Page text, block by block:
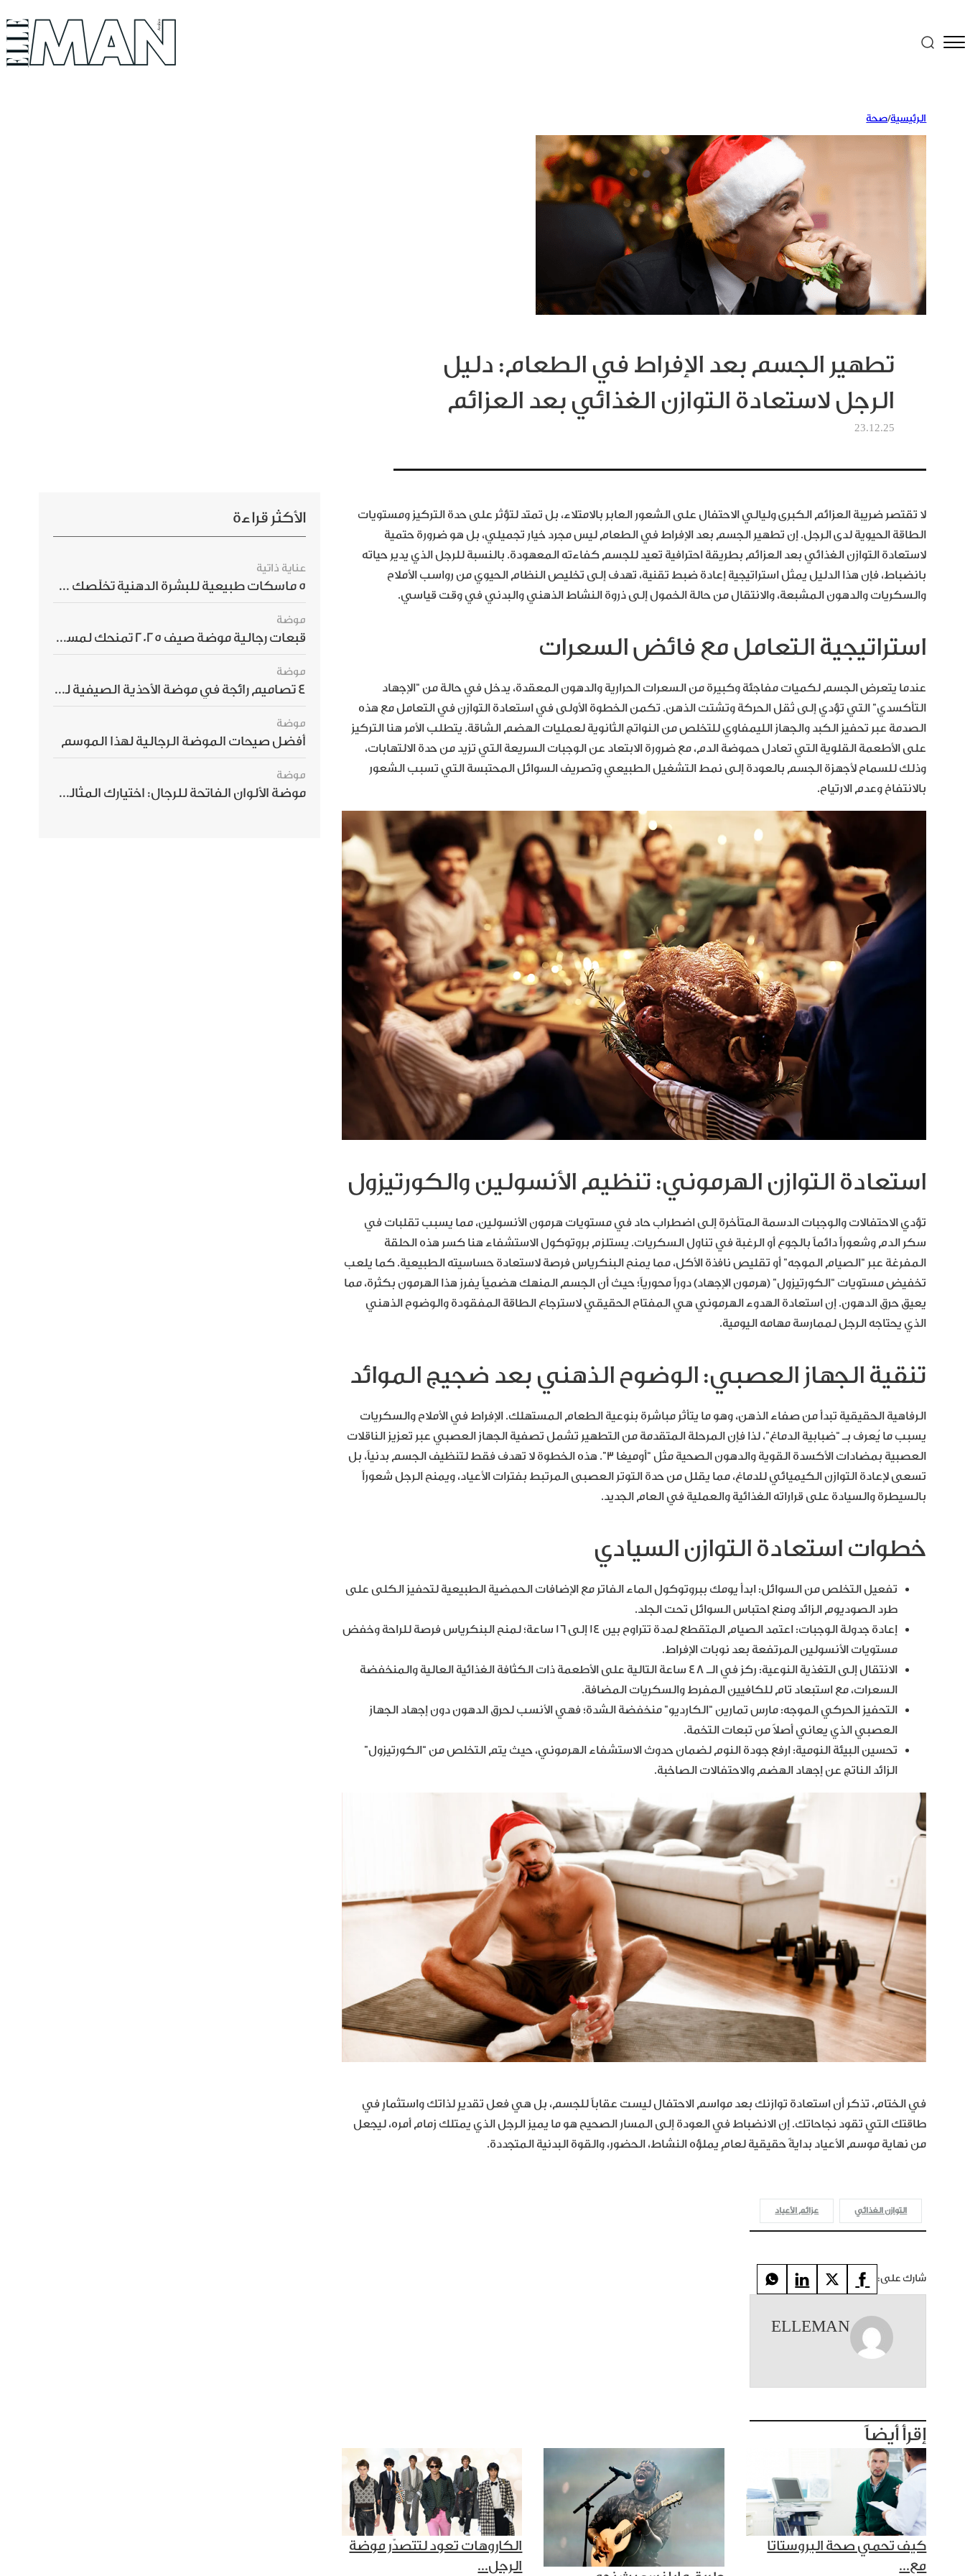
الرئيسية/صحة
تطهير الجسم بعد الإفراط في الطعام: دليل
الرجل لاستعادة التوازن الغذائي بعد العزائم
23.12.25
لا تقتصر ضريبة العزائم الكبرى وليالي الاحتفال على الشعور العابر بالامتلاء، بل تمتد لتؤثر على حدة التركيز ومستويات
الطاقة الحيوية لدى الرجل. إن تطهير الجسم بعد الإفراط في الطعام ليس مجرد خيار تجميلي، بل هو ضرورة حتمية
لاستعادة التوازن الغذائي بعد العزائم بطريقة احترافية تعيد للجسم كفاءته المعهودة. بالنسبة للرجل الذي يدير حياته
بانضباط، فإن هذا الدليل يمثل استراتيجية إعادة ضبط تقنية، تهدف إلى تخليص النظام الحيوي من رواسب الأملاح
والسكريات والدهون المشبعة، والانتقال من حالة الخمول إلى ذروة النشاط الذهني والبدني في وقت قياسي.
استراتيجية التعامل مع فائض السعرات
عندما يتعرض الجسم لكميات مفاجئة وكبيرة من السعرات الحرارية والدهون المعقدة، يدخل في حالة من “الإجهاد
التأكسدي” التي تؤدي إلى ثقل الحركة وتشتت الذهن. تكمن الخطوة الأولى في استعادة التوازن في التعامل مع هذه
الصدمة عبر تحفيز الكبد والجهاز الليمفاوي للتخلص من النواتج الثانوية لعمليات الهضم الشاقة. يتطلب الأمر هنا التركيز
على الأطعمة القلوية التي تعادل حموضة الدم، مع ضرورة الابتعاد عن الوجبات السريعة التي تزيد من حدة الالتهابات،
وذلك للسماح لأجهزة الجسم بالعودة إلى نمط التشغيل الطبيعي وتصريف السوائل المحتبسة التي تسبب الشعور
بالانتفاخ وعدم الارتياح.
استعادة التوازن الهرموني: تنظيم الأنسولين والكورتيزول
تؤدي الاحتفالات والوجبات الدسمة المتأخرة إلى اضطراب حاد في مستويات هرمون الأنسولين، مما يسبب تقلبات في
سكر الدم وشعوراً دائماً بالجوع أو الرغبة في تناول السكريات. يستلزم بروتوكول الاستشفاء هنا كسر هذه الحلقة
المفرغة عبر “الصيام الموجه” أو تقليص نافذة الأكل، مما يمنح البنكرياس فرصة لاستعادة حساسيته الطبيعية. كما يلعب
تخفيض مستويات “الكورتيزول” (هرمون الإجهاد) دوراً محورياً؛ حيث أن الجسم المنهك هضمياً يفرز هذا الهرمون بكثرة، مما
يعيق حرق الدهون. إن استعادة الهدوء الهرموني هي المفتاح الحقيقي لاسترجاع الطاقة المفقودة والوضوح الذهني
الذي يحتاجه الرجل لممارسة مهامه اليومية.
تنقية الجهاز العصبي: الوضوح الذهني بعد ضجيج الموائد
الرفاهية الحقيقية تبدأ من صفاء الذهن، وهو ما يتأثر مباشرة بنوعية الطعام المستهلك. الإفراط في الأملاح والسكريات
يسبب ما يُعرف بـ “ضبابية الدماغ”، لذا فإن المرحلة المتقدمة من التطهير تشمل تصفية الجهاز العصبي عبر تعزيز الناقلات
العصبية بمضادات الأكسدة القوية والدهون الصحية مثل “أوميغا 3”. هذه الخطوة لا تهدف فقط لتنظيف الجسم بدنياً، بل
تسعى لإعادة التوازن الكيميائي للدماغ، مما يقلل من حدة التوتر العصبى المرتبط بفترات الأعياد، ويمنح الرجل شعوراً
بالسيطرة والسيادة على قراراته الغذائية والعملية في العام الجديد.
خطوات استعادة التوازن السيادي
تفعيل التخلص من السوائل: ابدأ يومك ببروتوكول الماء الفاتر مع الإضافات الحمضية الطبيعية لتحفيز الكلى على
طرد الصوديوم الزائد ومنع احتباس السوائل تحت الجلد.
إعادة جدولة الوجبات: اعتمد الصيام المتقطع لمدة تتراوح بين 14 إلى 16 ساعة؛ لمنح البنكرياس فرصة للراحة وخفض
مستويات الأنسولين المرتفعة بعد نوبات الإفراط.
الانتقال إلى التغذية النوعية: ركز في الـ 48 ساعة التالية على الأطعمة ذات الكثافة الغذائية العالية والمنخفضة
السعرات، مع استبعاد تام للكافيين المفرط والسكريات المضافة.
التحفيز الحركي الموجه: مارس تمارين “الكارديو” منخفضة الشدة؛ فهي الأنسب لحرق الدهون دون إجهاد الجهاز
العصبي الذي يعاني أصلاً من تبعات التخمة.
تحسين البيئة النومية: ارفع جودة النوم لضمان حدوث الاستشفاء الهرموني، حيث يتم التخلص من “الكورتيزول”
الزائد الناتج عن إجهاد الهضم والاحتفالات الصاخبة.
في الختام، تذكر أن استعادة توازنك بعد مواسم الاحتفال ليست عقاباً للجسم، بل هي فعل تقديرٍ لذاتك واستثمارٍ في
طاقتك التي تقود نجاحاتك. إن الانضباط في العودة إلى المسار الصحيح هو ما يميز الرجل الذي يمتلك زمام أمره، ليجعل
من نهاية موسم الأعياد بدايةً حقيقية لعامٍ يملؤه النشاط، الحضور، والقوة البدنية المتجددة.
التوازن الغذائي عزائم الأعياد
شارك على:
ELLEMAN
إقرأ أيضاً
كيف تحمي صحة البروستاتا
مع...
الكاروهات تعود لتتصدّر موضة
الرجل...
الأكثر قراءة
عناية ذاتية
5 ماسكات طبيعية للبشرة الدهنية تخلّصك من الحبوب بسرعة
موضة
قبعات رجالية موضة صيف 2025 تمنحك لمسة أناقة استثنائية
موضة
4 تصاميم رائجة في موضة الأحذية الصيفية للرجال هذا الموسم
موضة
أفضل صيحات الموضة الرجالية لهذا الموسم
موضة
موضة الألوان الفاتحة للرجال: اختيارك المثالي لإطلالة صيفية مبهرة